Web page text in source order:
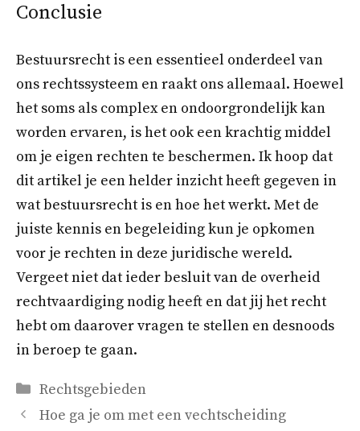
Conclusie
Bestuursrecht is een essentieel onderdeel van
ons rechtssysteem en raakt ons allemaal. Hoewel
het soms als complex en ondoorgrondelijk kan
worden ervaren, is het ook een krachtig middel
om je eigen rechten te beschermen. Ik hoop dat
dit artikel je een helder inzicht heeft gegeven in
wat bestuursrecht is en hoe het werkt. Met de
juiste kennis en begeleiding kun je opkomen
voor je rechten in deze juridische wereld.
Vergeet niet dat ieder besluit van de overheid
rechtvaardiging nodig heeft en dat jij het recht
hebt om daarover vragen te stellen en desnoods
in beroep te gaan.
Categorieën
Rechtsgebieden
Hoe ga je om met een vechtscheiding